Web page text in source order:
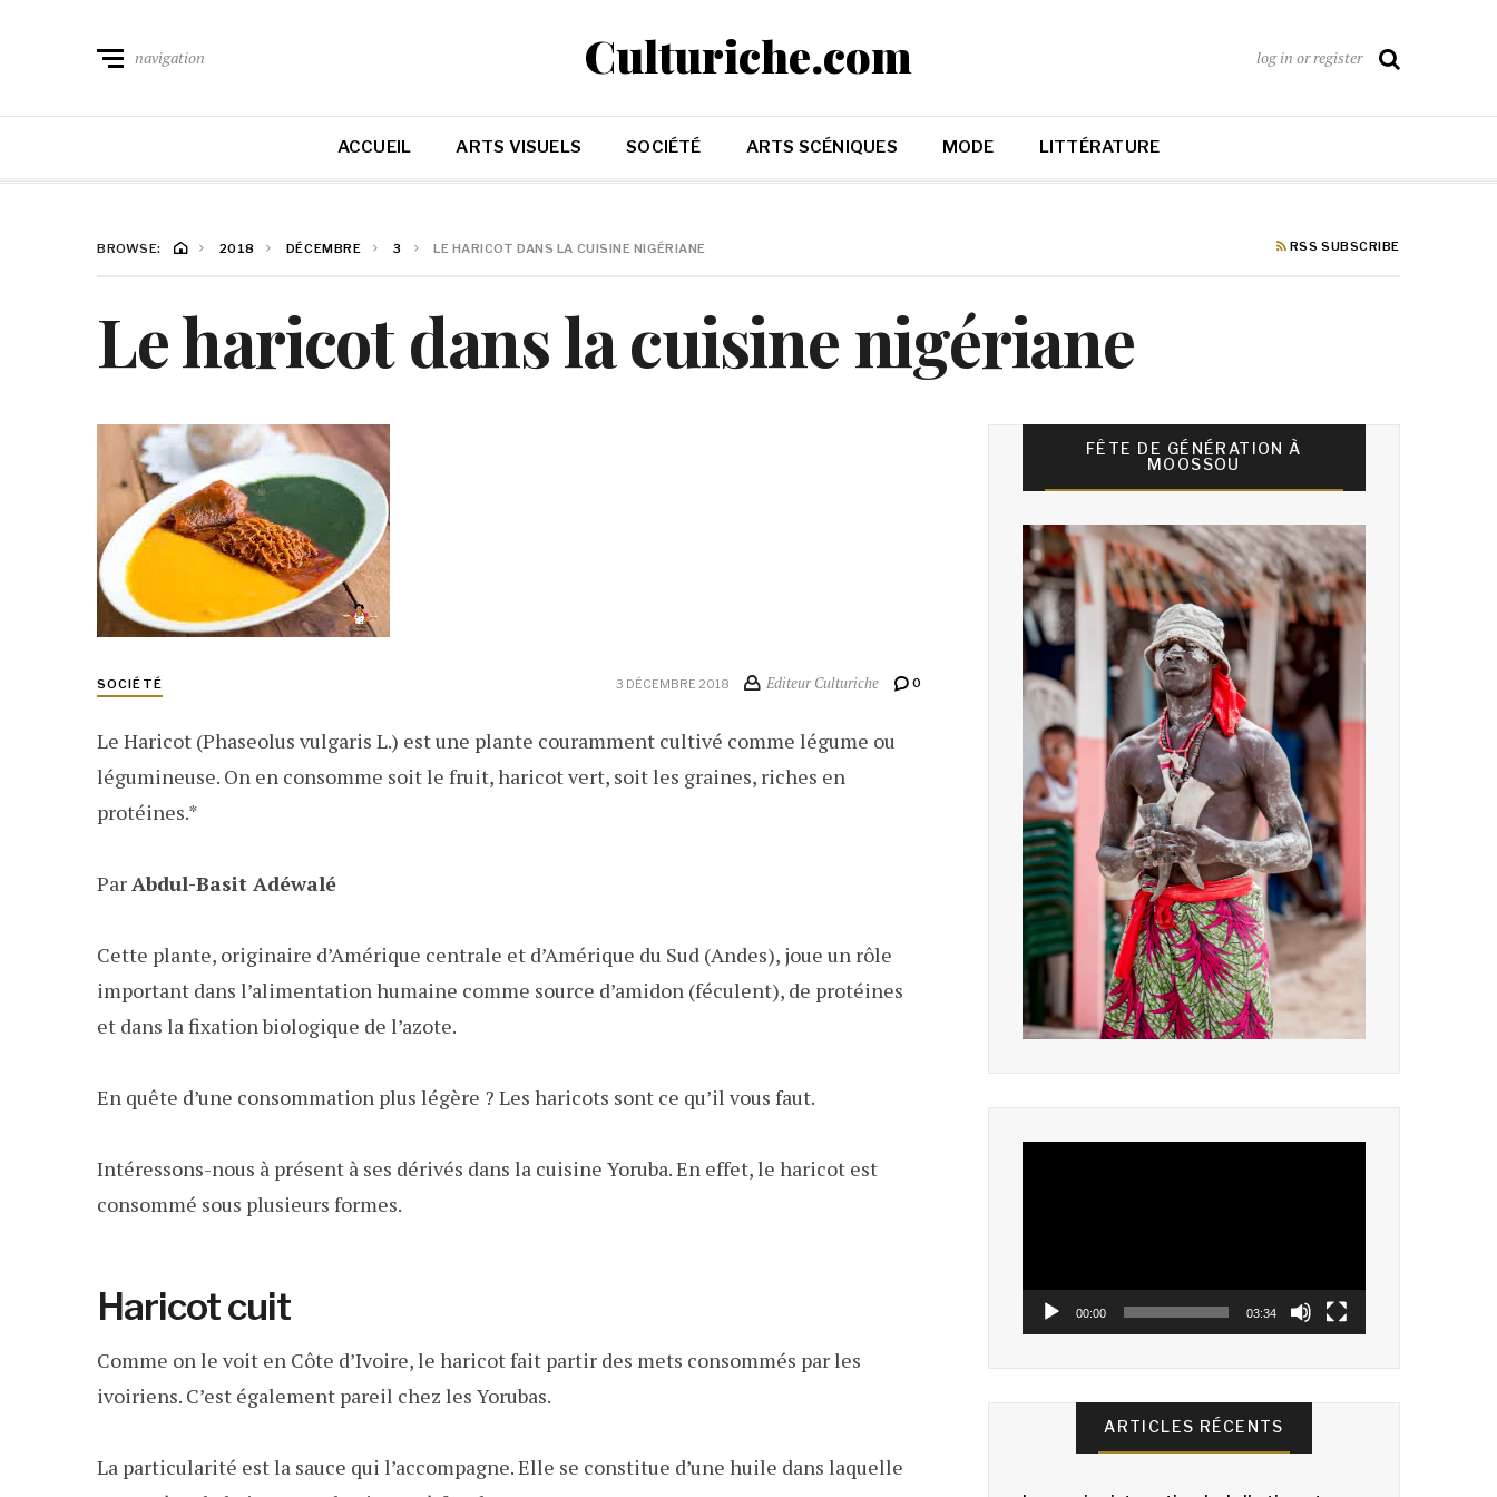
Culturiche.com
navigation log in or register
ACCUEIL ARTS VISUELS SOCIÉTÉ ARTS SCÉNIQUES MODE LITTÉRATURE
BROWSE: 2018 DÉCEMBRE 3 LE HARICOT DANS LA CUISINE NIGÉRIANE RSS SUBSCRIBE
Le haricot dans la cuisine nigériane
SOCIÉTÉ 3 DÉCEMBRE 2018 Editeur Culturiche 0
Le Haricot (Phaseolus vulgaris L.) est une plante couramment cultivé comme légume ou
légumineuse. On en consomme soit le fruit, haricot vert, soit les graines, riches en
protéines.*
ParAbdul-Basit Adéwalé
Cette plante, originaire d’Amérique centrale et d’Amérique du Sud (Andes), joue un rôle
important dans l’alimentation humaine comme source d’amidon (féculent), de protéines
et dans la fixation biologique de l’azote.
En quête d’une consommation plus légère ? Les haricots sont ce qu’il vous faut.
Intéressons-nous à présent à ses dérivés dans la cuisine Yoruba.En effet, le haricot est
consommé sous plusieurs formes.
Haricot cuit
Comme on le voit en Côte d’Ivoire, le haricot fait partir des mets consommés par les
ivoiriens. C’est également pareil chez les Yorubas.
La particularité est la sauce qui l’accompagne. Elle se constitue d’une huile dans laquelle
FÊTE DE GÉNÉRATION À
MOOSSOU
00:00 03:34
ARTICLES RÉCENTS